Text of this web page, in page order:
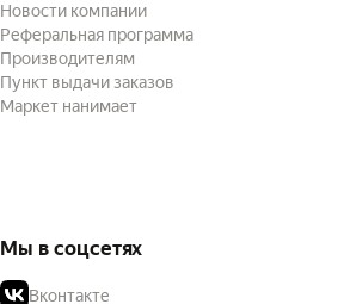
Новости компании
Реферальная программа
Производителям
Пункт выдачи заказов
Маркет нанимает
Мы в соцсетях
Вконтакте